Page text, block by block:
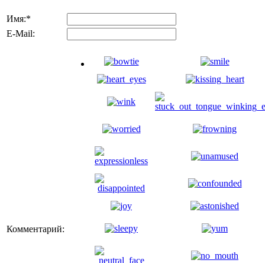
Имя:*
E-Mail:
Комментарий: